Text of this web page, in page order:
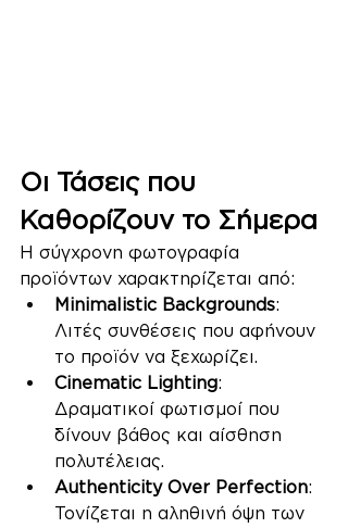
Οι Τάσεις που
Καθορίζουν το Σήμερα
Η σύγχρονη φωτογραφία
προϊόντων χαρακτηρίζεται από:
Minimalistic Backgrounds:
Λιτές συνθέσεις που αφήνουν
το προϊόν να ξεχωρίζει.
Cinematic Lighting:
Δραματικοί φωτισμοί που
δίνουν βάθος και αίσθηση
πολυτέλειας.
Authenticity Over Perfection:
Τονίζεται η αληθινή όψη των